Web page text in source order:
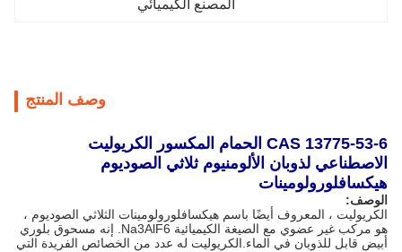
المصنع الكيميائي
وصف المنتج
CAS 13775-53-6 الحمام المكسور الكريوليت
الاصطناعي لذوبان الألومنيوم ثلاثي الصوديوم
هيكسافلورولومينات
الوصف:
الكريوليت ، المعروف أيضًا باسم هيكسافلورولومينات الثلاثي الصوديوم ،
هو مركب غير عضوي مع الصيغة الكيميائية Na3AlF6. إنه مسحوق بلوري
أبيض قابل للذوبان في الماء.الكريوليت له عدد من الخصائص الفريدة التي